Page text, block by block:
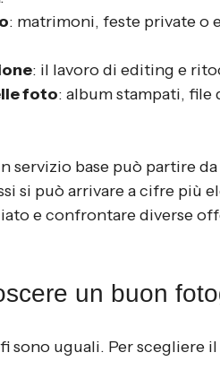
: matrimoni, feste private o
: il lavoro di editing e
foto: album stampati, file
servizio base può partire
si può arrivare a cifre più
e confrontare diverse
un buon
uguali. Per scegliere